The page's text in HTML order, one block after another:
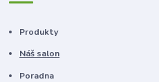
Produkty
Náš salon
Poradna